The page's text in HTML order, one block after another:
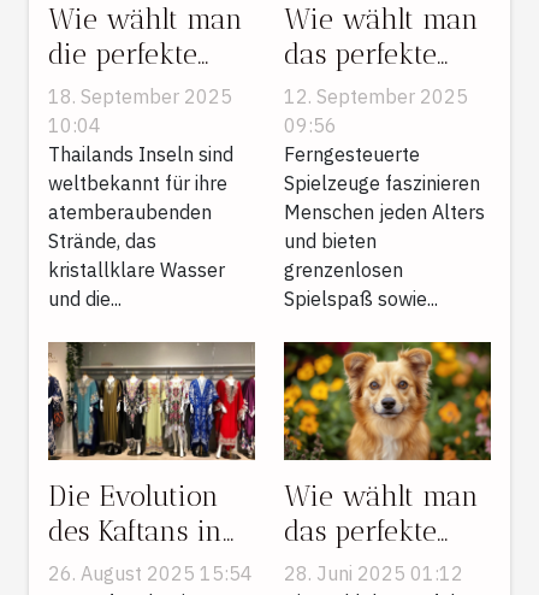
Wie wählt man
die perfekte
thailändische
Insel für einen
entspannten
Urlaub aus?
18. September 2025
10:04
Thailands Inseln sind
weltbekannt für ihre
atemberaubenden
Strände, das
kristallklare Wasser
und die...
Wie wählt man
das perfekte
ferngesteuerte
Spielzeug für
jedes Alter?
12. September 2025
09:56
Ferngesteuerte
Spielzeuge faszinieren
Menschen jeden Alters
und bieten
grenzenlosen
Spielspaß sowie...
Die Evolution
des Kaftans in
der modernen
26. August 2025 15:54
Wie wählt man
das perfekte
Haustierporträt
28. Juni 2025 01:12